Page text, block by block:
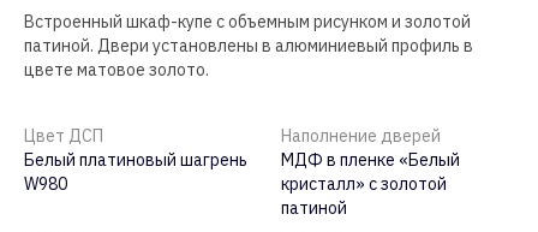
Встроенный шкаф-купе с объемным рисунком и золотой
патиной. Двери установлены в алюминиевый профиль в
цвете матовое золото.
Цвет ДСП
Белый платиновый шагрень
W980
Наполнение дверей
МДФ в пленке «Белый
кристалл» с золотой
патиной